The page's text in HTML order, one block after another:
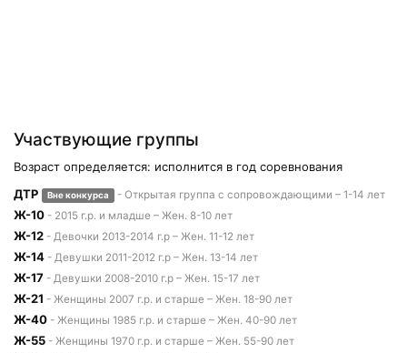
Участвующие группы
Возраст определяется: исполнится в год соревнования
ДТР
Вне конкурса - Открытая группа с сопровождающими – 1-14 лет
Ж-10 - 2015 г.р. и младше – Жен. 8-10 лет
Ж-12 - Девочки 2013-2014 г.р – Жен. 11-12 лет
Ж-14 - Девушки 2011-2012 г.р – Жен. 13-14 лет
Ж-17 - Девушки 2008-2010 г.р – Жен. 15-17 лет
Ж-21 - Женщины 2007 г.р. и старше – Жен. 18-90 лет
Ж-40 - Женщины 1985 г.р. и старше – Жен. 40-90 лет
Ж-55 - Женщины 1970 г.р. и старше – Жен. 55-90 лет